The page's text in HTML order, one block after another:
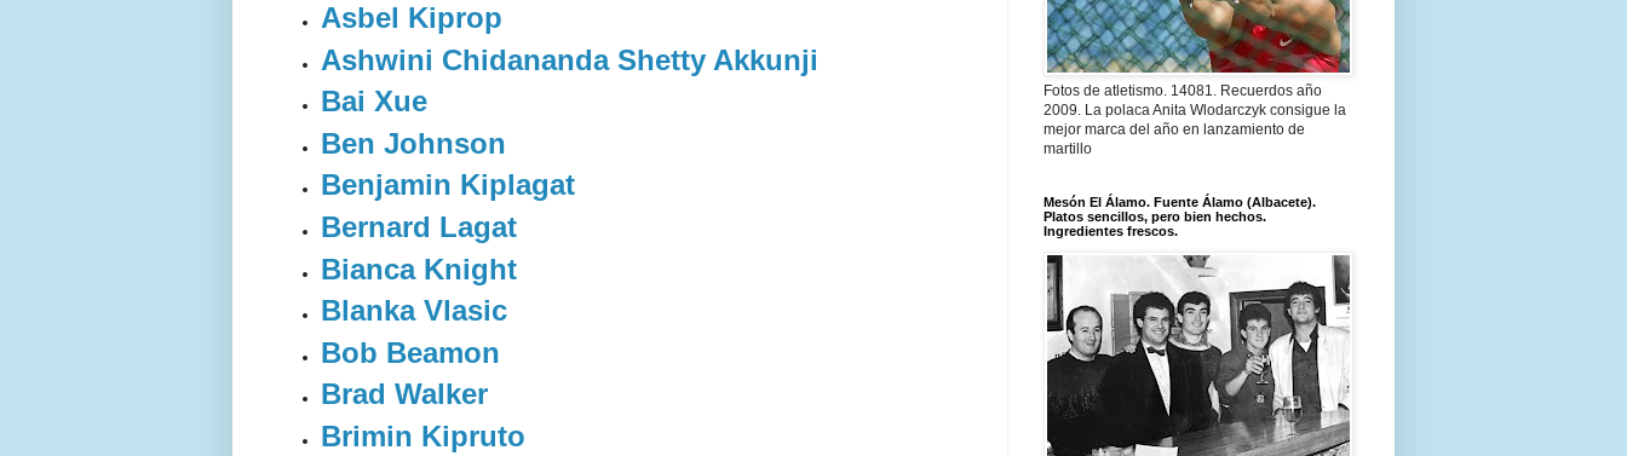
Asbel Kiprop
Ashwini Chidananda Shetty Akkunji
Bai Xue
Ben Johnson
Benjamin Kiplagat
Bernard Lagat
Bianca Knight
Blanka Vlasic
Bob Beamon
Brad Walker
Brimin Kipruto
Fotos de atletismo. 14081. Recuerdos año
2009. La polaca Anita Wlodarczyk consigue la
mejor marca del año en lanzamiento de
martillo
Mesón El Álamo. Fuente Álamo (Albacete).
Platos sencillos, pero bien hechos.
Ingredientes frescos.